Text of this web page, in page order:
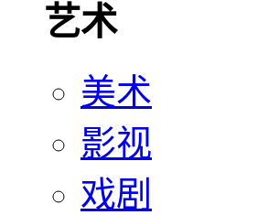
艺术
美术
影视
戏剧